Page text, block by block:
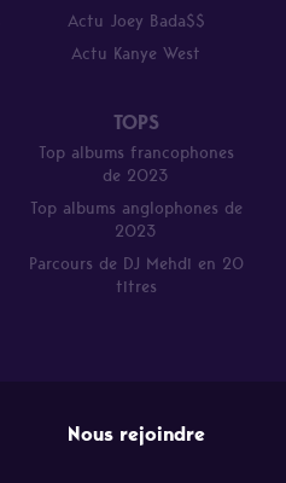
Actu Joey Bada$$
Actu Kanye West
TOPS
Top albums francophones
de 2023
Top albums anglophones de
2023
Parcours de DJ Mehdi en 20
titres
Nous rejoindre